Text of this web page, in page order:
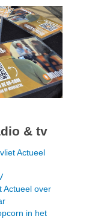
& tv
Actueel
Actueel over
in het